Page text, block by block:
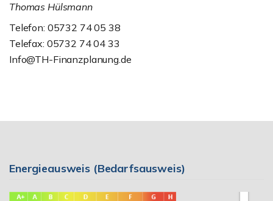
Thomas Hülsmann
Telefon: 05732 74 05 38
Telefax: 05732 74 04 33
Info@TH-Finanzplanung.de
Energieausweis (Bedarfsausweis)